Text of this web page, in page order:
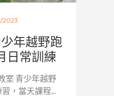
2023
年越野跑
日常訓練
室 青少年越野
，當天課程...